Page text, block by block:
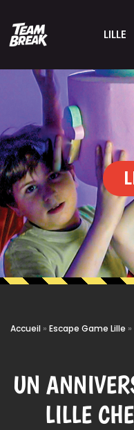
LILLE
Accueil » Escape Game Lille »
UN
LILLE